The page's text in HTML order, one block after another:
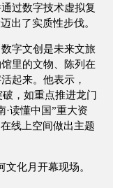
过数字技术虚拟复
出了实质性步伐。
字文创是未来文旅
里的文物、陈列在
起来。他表示，
，如重点推进龙门
·读懂中国”重大资
线上空间做出主题